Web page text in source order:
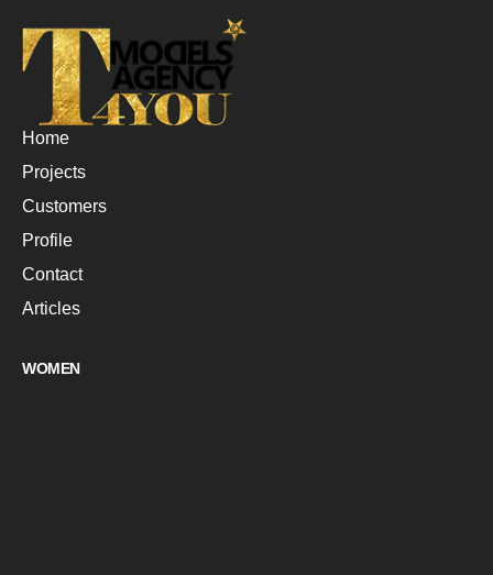
Home
Projects
Customers
Profile
Contact
Articles
WOMEN